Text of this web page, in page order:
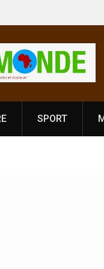
l’opérateur culturel
SPORT